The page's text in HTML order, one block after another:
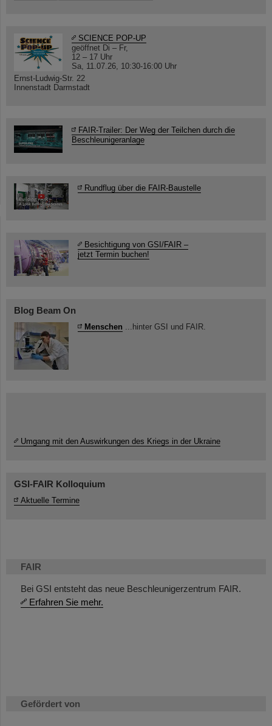
FAIR
Bei GSI entsteht das neue Beschleunigerzentrum FAIR.
Erfahren Sie mehr.
Gefördert von
SCIENCE POP-UP
geöffnet Di – Fr,
12 – 17 Uhr
Sa, 11.07.26, 10:30-16:00 Uhr
Ernst-Ludwig-Str. 22
Innenstadt Darmstadt
FAIR-Trailer: Der Weg der Teilchen durch die
Beschleunigeranlage
Rundflug über die FAIR-Baustelle
Besichtigung von GSI/FAIR –
jetzt Termin buchen!
Blog Beam On
Menschen ...hinter GSI und FAIR.
Umgang mit den Auswirkungen des Kriegs in der Ukraine
GSI-FAIR Kolloquium
Aktuelle Termine